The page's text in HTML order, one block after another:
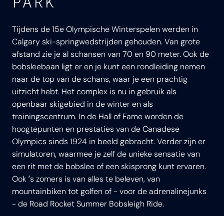
Tijdens de 15e Olympische Winterspelen werden in
Calgary ski-springwedstrijden gehouden. Van grote
afstand zie je al schansen van 70 en 90 meter. Ook de
bobsleebaan ligt er en je kunt een rondleiding nemen
naar de top van de schans, waar je een prachtig
uitzicht hebt. Het complex is nu in gebruik als
openbaar skigebied in de winter en als
trainingscentrum. In de Hall of Fame worden de
hoogtepunten en prestaties van de Canadese
Olympics sinds 1924 in beeld gebracht. Verder zijn er
simulatoren, waarmee je zelf de unieke sensatie van
een rit met de bobslee of een skisprong kunt ervaren.
Ook ʼs zomers is van alles te beleven, van
mountainbiken tot golfen of - voor de adrenalinejunks
- de Road Rocket Summer Bobsleigh Ride.